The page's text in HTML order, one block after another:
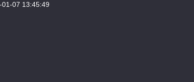
01-07 13:45:49